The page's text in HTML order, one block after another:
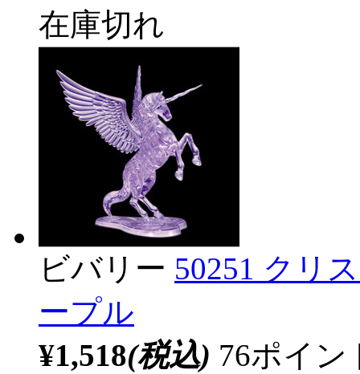
在庫切れ
ビバリー 50251 クリ
ープル
¥1,518(税込) 76ポイ